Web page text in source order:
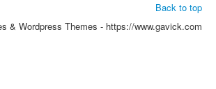
Back to top
& Wordpress Themes - https://www.gavick.com